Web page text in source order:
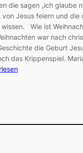
die sagen „ich glaube
von Jesus feiern und die
Wie ist
war nach
die Geburt
das Krippenspiel.